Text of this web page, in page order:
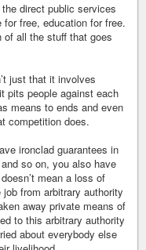
direct public services
for free, education for free.
all the stuff that goes
just that it involves
pits people against each
means to ends and even
competition does.
ironclad guarantees in
so on, you also have
mean a loss of
from arbitrary authority
away private means of
to this arbitrary authority
about everybody else